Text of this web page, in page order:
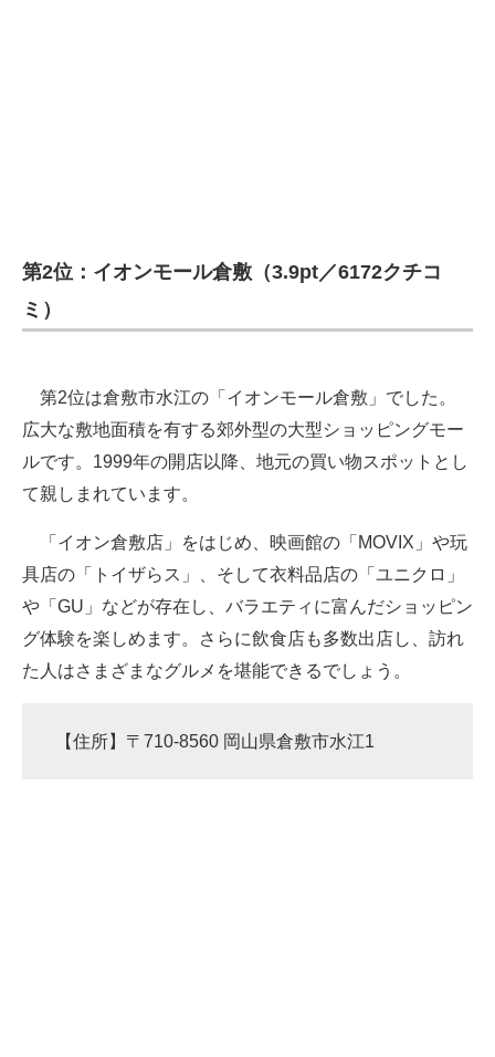
第2位：イオンモール倉敷（3.9pt／6172クチコ
ミ）
第2位は倉敷市水江の「イオンモール倉敷」でした。
広大な敷地面積を有する郊外型の大型ショッピングモー
ルです。1999年の開店以降、地元の買い物スポットとし
て親しまれています。
「イオン倉敷店」をはじめ、映画館の「MOVIX」や玩
具店の「トイザらス」、そして衣料品店の「ユニクロ」
や「GU」などが存在し、バラエティに富んだショッピン
グ体験を楽しめます。さらに飲食店も多数出店し、訪れ
た人はさまざまなグルメを堪能できるでしょう。
【住所】〒710-8560 岡山県倉敷市水江1